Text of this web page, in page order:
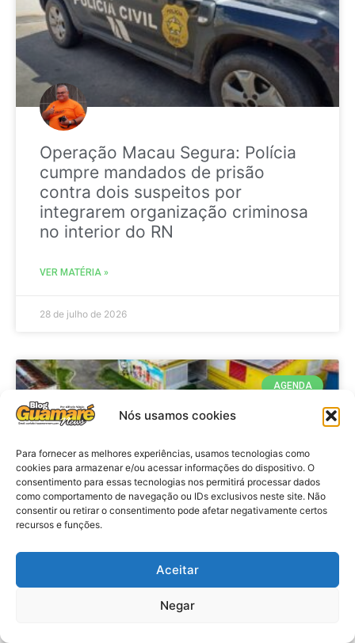
Nós usamos cookies
Para fornecer as melhores experiências, usamos tecnologias como
cookies para armazenar e/ou acessar informações do dispositivo. O
consentimento para essas tecnologias nos permitirá processar dados
como comportamento de navegação ou IDs exclusivos neste site. Não
consentir ou retirar o consentimento pode afetar negativamente certos
recursos e funções.
Aceitar
Negar
Operação Macau Segura: Polícia
cumpre mandados de prisão
contra dois suspeitos por
integrarem organização criminosa
no interior do RN
VER MATÉRIA »
28 de julho de 2026
AGENDA
Agenda: 10ª Mostra Pedagógica
da Casa Durval Paiva acontecerá
nesta quarta-feira (29)